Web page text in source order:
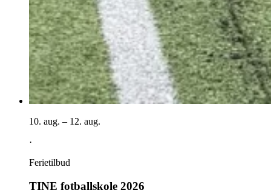
10. aug. – 12. aug.
·
Ferietilbud
TINE fotballskole 2026